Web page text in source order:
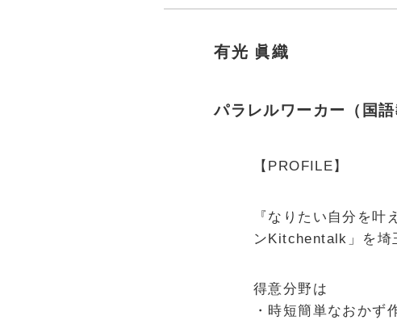
有光 眞織
パラレルワーカー（国
【PROFILE】
『なりたい自分を叶
ンKitchentalk」を埼
得意分野は
・時短簡単なおかず